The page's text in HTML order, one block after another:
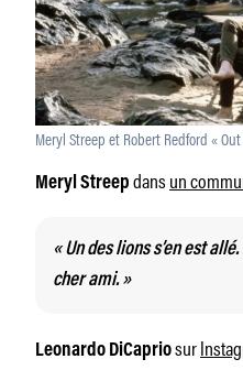
Meryl Streep et Robert Redford «
Meryl Streep dansun
« Un des lions s’en est
cher ami. »
Leonardo DiCapriosur